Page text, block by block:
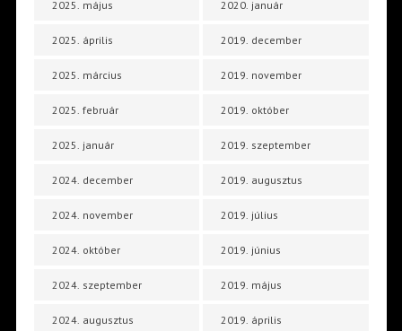
2025. május
2025. április
2025. március
2025. február
2025. január
2024. december
2024. november
2024. október
2024. szeptember
2024. augusztus
2020. január
2019. december
2019. november
2019. október
2019. szeptember
2019. augusztus
2019. július
2019. június
2019. május
2019. április